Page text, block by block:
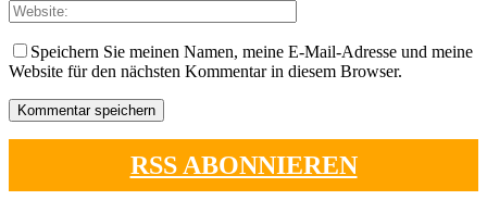
Speichern Sie meinen Namen, meine E-Mail-Adresse und meine
Website für den nächsten Kommentar in diesem Browser.
RSS ABONNIEREN